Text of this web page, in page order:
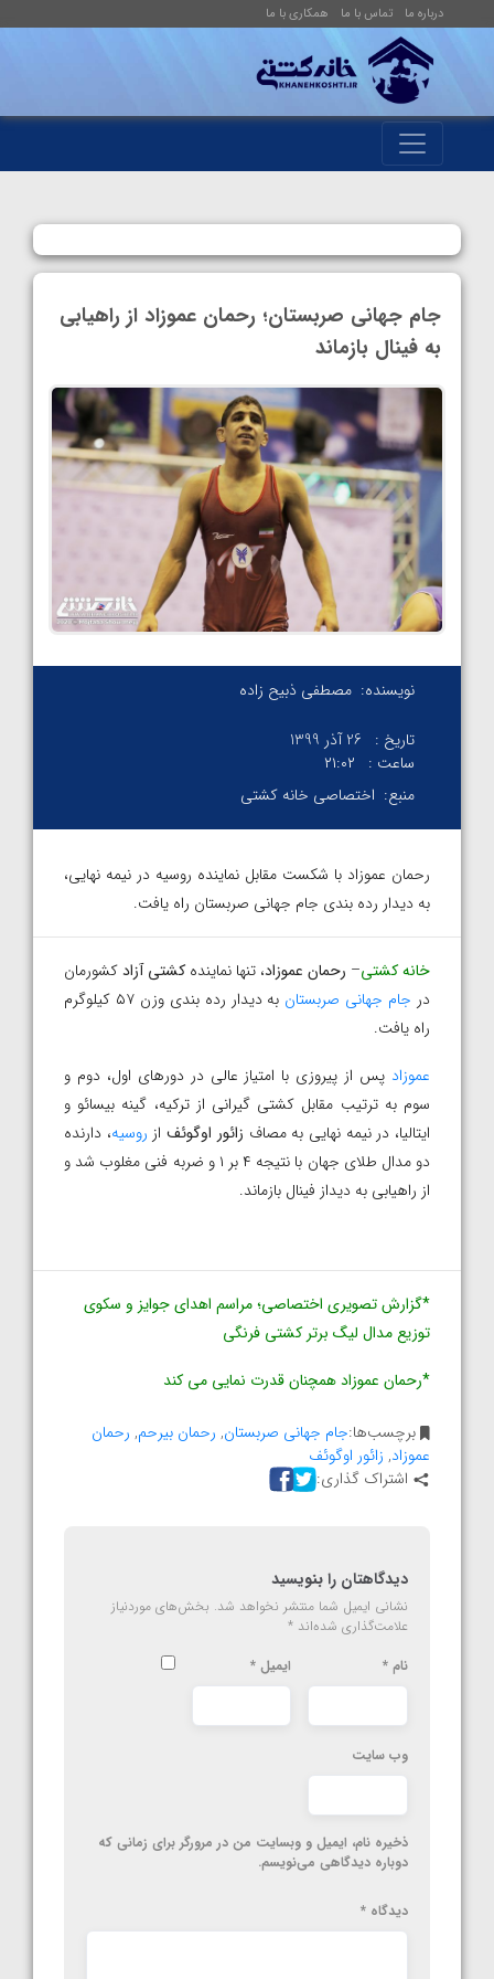
درباره ما تماس با ما همکاری با ما
جام جهانی صربستان؛ رحمان عموزاد از راهیابی
به فینال بازماند
نویسنده: مصطفی ذبیح زاده
تاریخ :
26 آذر 1399
ساعت :
۲۱:۰۲
منبع: اختصاصی خانه کشتی
رحمان عموزاد با شکست مقابل نماینده روسیه در نیمه نهایی،
به دیدار رده بندی جام جهانی صربستان راه یافت.
خانه کشتی– رحمان عموزاد، تنها نماینده کشتی آزادکشورمان
در جام جهانی صربستان
به دیدار رده بندی وزن ۵۷ کیلوگرم
راه یافت.
عموزاد پس از پیروزی با امتیاز عالی در دورهای اول، دوم و
سوم به ترتیب مقابل کشتی گیرانی از ترکیه، گینه بیسائو و
ایتالیا، در نیمه نهایی به مصاف زائور اوگوئفاز روسیه، دارنده
دو مدال طلای جهان با نتیجه ۴ بر ۱ و ضربه فنی مغلوب شد و
از راهیابی به دیداز فینال بازماند.
*گزارش تصویری اختصاصی؛ مراسم اهدای جوایز و سکوی
توزیع مدال لیگ برتر کشتی فرنگی
*رحمان عموزاد همچنان قدرت نمایی می کند
برچسب‌ها:جام جهانی صربستان, رحمان بیرحم, رحمان
عموزاد, زائور اوگوئف
اشتراک گذاری:
دیدگاهتان را بنویسید
نشانی ایمیل شما منتشر نخواهد شد. بخش‌های موردنیاز
علامت‌گذاری شده‌اند *
نام * ایمیل *
وب‌ سایت
ذخیره نام، ایمیل و وبسایت من در مرورگر برای زمانی که
دوباره دیدگاهی می‌نویسم.
دیدگاه *